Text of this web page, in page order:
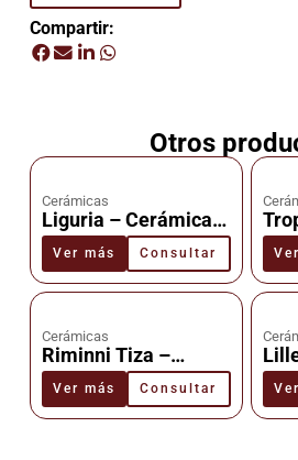
Compartir:
Otros
Cerámicas
Liguria – Cerámica –
Cañuelas
Ver más Consultar
Cerámicas
Riminni Tiza –
Cerámica –
Cañuelas
Ver más Consultar